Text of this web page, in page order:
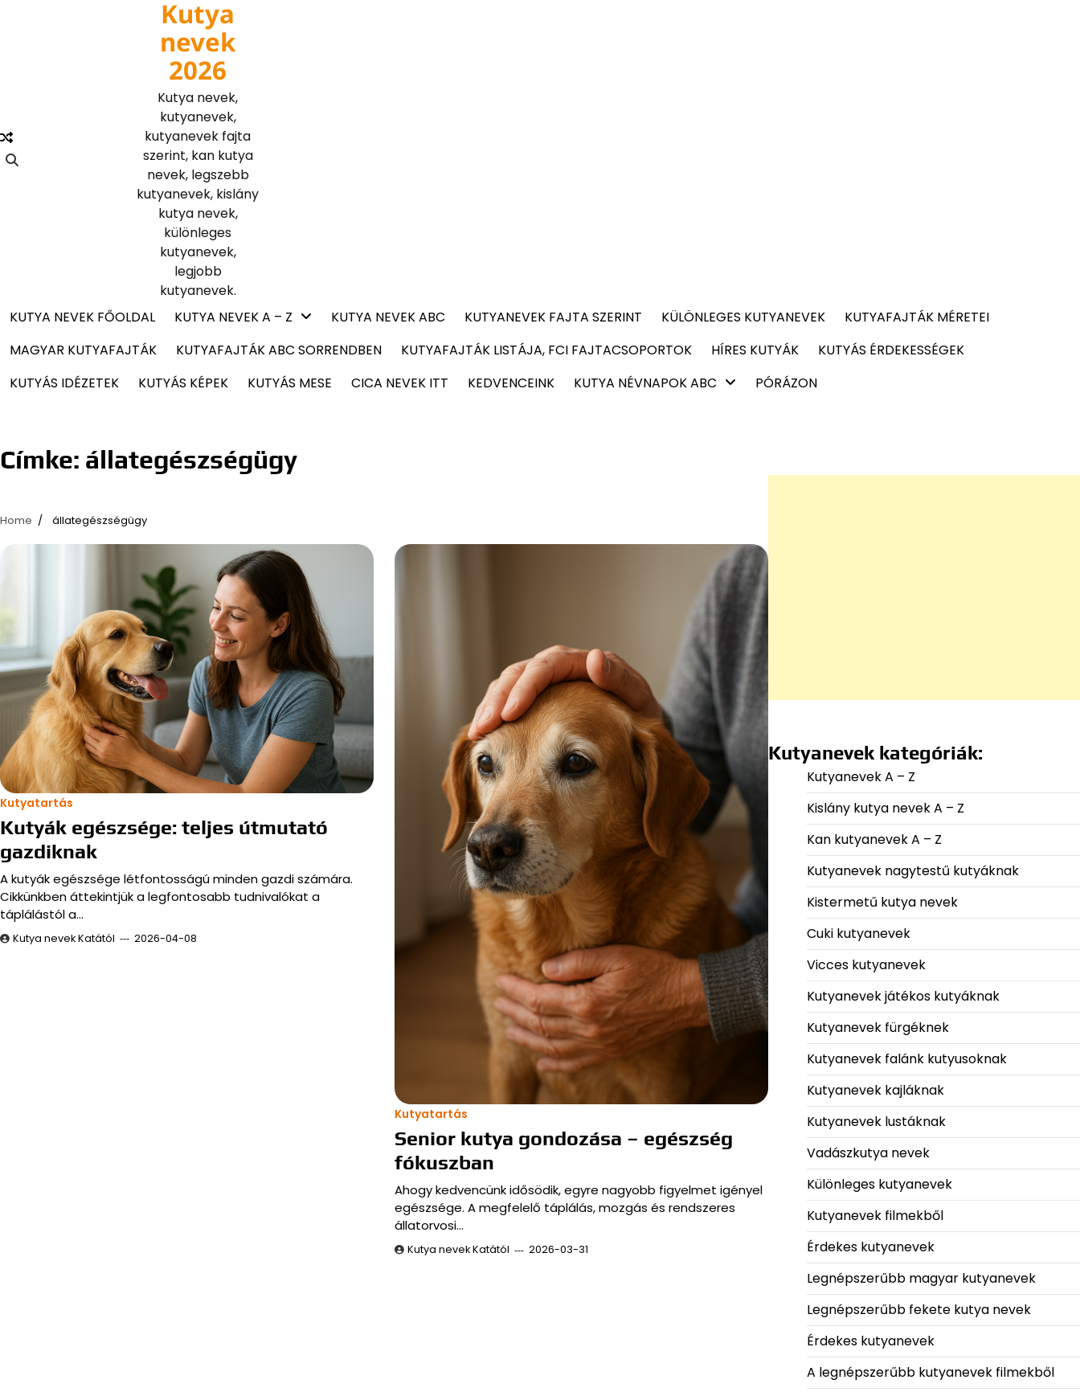
Kutya
nevek
2026
Kutya nevek,
kutyanevek,
kutyanevek fajta
szerint, kan kutya
nevek, legszebb
kutyanevek, kislány
kutya nevek,
különleges
kutyanevek,
legjobb
kutyanevek.
KUTYA NEVEK FŐOLDAL
KUTYA NEVEK A – Z KUTYA NEVEK ABC KUTYANEVEK FAJTA SZERINT KÜLÖNLEGES KUTYANEVEK
KUTYAFAJTÁK MÉRETEI
MAGYAR KUTYAFAJTÁK
KUTYAFAJTÁK ABC SORRENDBEN KUTYAFAJTÁK LISTÁJA, FCI FAJTACSOPORTOK HÍRES KUTYÁK
KUTYÁS ÉRDEKESSÉGEK
KUTYÁS IDÉZETEK
KUTYÁS KÉPEK KUTYÁS MESE CICA NEVEK ITT KEDVENCEINK KUTYA NÉVNAPOK ABC PÓRÁZON
Címke: állategészségügy
Home állategészségügy
Kutyatartás
Kutyák egészsége: teljes útmutató
gazdiknak
A kutyák egészsége létfontosságú minden gazdi számára.
Cikkünkben áttekintjük a legfontosabb tudnivalókat a
táplálástól a…
Kutya nevek Katától 2026-04-08
Kutyatartás
Senior kutya gondozása – egészség
fókuszban
Ahogy kedvencünk idősödik, egyre nagyobb figyelmet igényel
egészsége. A megfelelő táplálás, mozgás és rendszeres
állatorvosi…
Kutya nevek Katától 2026-03-31
Kutyanevek kategóriák:
Kutyanevek A – Z
Kislány kutya nevek A – Z
Kan kutyanevek A – Z
Kutyanevek nagytestű kutyáknak
Kistermetű kutya nevek
Cuki kutyanevek
Vicces kutyanevek
Kutyanevek játékos kutyáknak
Kutyanevek fürgéknek
Kutyanevek falánk kutyusoknak
Kutyanevek kajláknak
Kutyanevek lustáknak
Vadászkutya nevek
Különleges kutyanevek
Kutyanevek filmekből
Érdekes kutyanevek
Legnépszerűbb magyar kutyanevek
Legnépszerűbb fekete kutya nevek
Érdekes kutyanevek
A legnépszerűbb kutyanevek filmekből